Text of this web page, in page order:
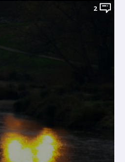
2